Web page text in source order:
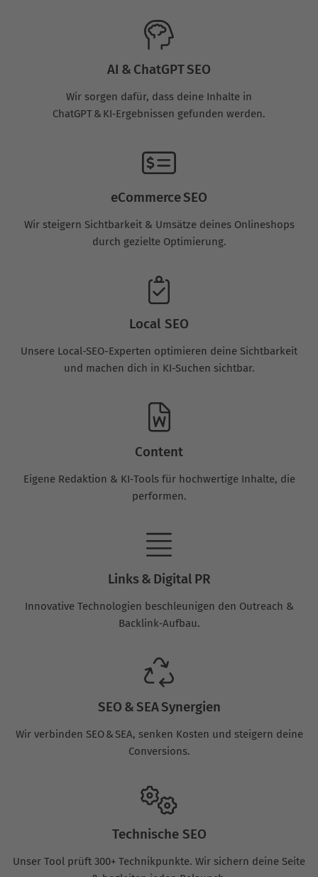
AI & ChatGPT SEO
Wir sorgen dafür, dass deine Inhalte in
ChatGPT & KI‑Ergebnissen gefunden werden.
eCommerce SEO
Wir steigern Sichtbarkeit & Umsätze deines Onlineshops
durch gezielte Optimierung.
Local SEO
Unsere Local-SEO-Experten optimieren deine Sichtbarkeit
und machen dich in KI-Suchen sichtbar.
Content
Eigene Redaktion & KI‑Tools für hochwertige Inhalte, die
performen.
Links & Digital PR
Innovative Technologien beschleunigen den Outreach &
Backlink‑Aufbau.
SEO & SEA Synergien
Wir verbinden SEO & SEA, senken Kosten und steigern deine
Conversions.
Technische SEO
Unser Tool prüft 300+ Technikpunkte. Wir sichern deine Seite